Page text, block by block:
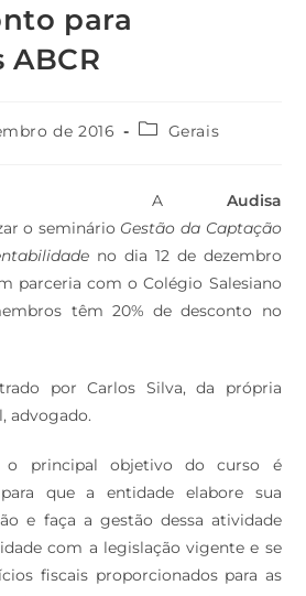
para
ABCR
de 2016 Gerais
A Audisa
o seminário Gestão da Captação
no dia 12 de dezembro
parceria com o Colégio Salesiano
têm 20% de desconto no
por Carlos Silva, da própria
advogado.
o principal objetivo do curso é
que a entidade elabore sua
e faça a gestão dessa atividade
com a legislação vigente e se
fiscais proporcionados para as